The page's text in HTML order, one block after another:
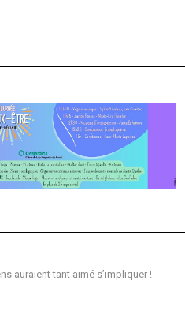
auraient tant aimé s’impliquer !